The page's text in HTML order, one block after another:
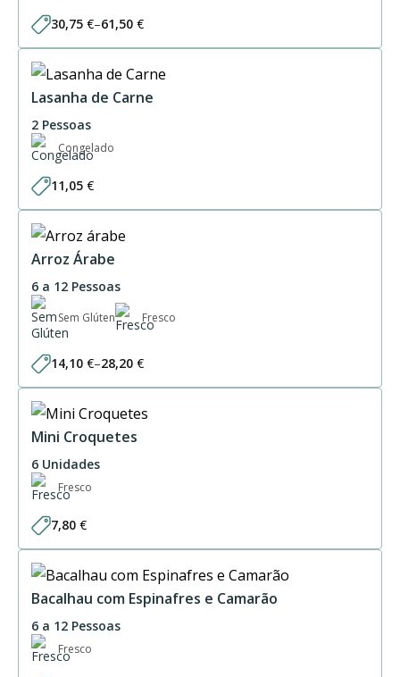
30,75 €–61,50 €
Price
range:
through
61,50 €
Lasanha de Carne
2 Pessoas
Congelado
11,05 €
Arroz Árabe
6 a 12 Pessoas
Sem Glúten Fresco
14,10 €–28,20 €
Price
range:
through
28,20 €
Mini Croquetes
6 Unidades
Fresco
7,80 €
Bacalhau com Espinafres e Camarão
6 a 12 Pessoas
Fresco